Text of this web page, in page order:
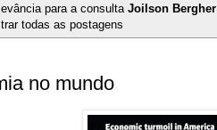
para a consultaJoilson Bergher
todas as postagens
no mundo